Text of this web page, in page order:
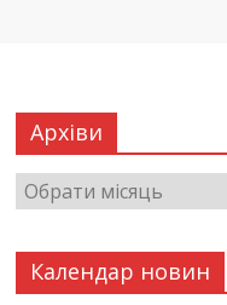
Архіви
Календар новин